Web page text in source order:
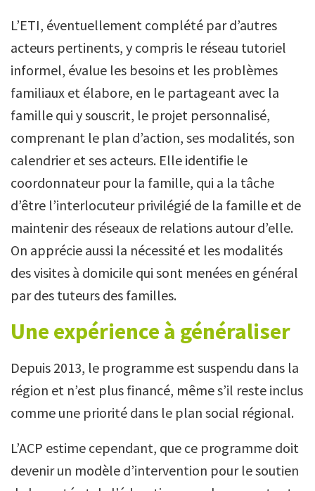
L’ETI, éventuellement complété par d’autres
acteurs pertinents, y compris le réseau tutoriel
informel, évalue les besoins et les problèmes
familiaux et élabore, en le partageant avec la
famille qui y souscrit, le projet personnalisé,
comprenant le plan d’action, ses modalités, son
calendrier et ses acteurs. Elle identifie le
coordonnateur pour la famille, qui a la tâche
d’être l’interlocuteur privilégié de la famille et de
maintenir des réseaux de relations autour d’elle.
On apprécie aussi la nécessité et les modalités
des visites à domicile qui sont menées en général
par des tuteurs des familles.
Une expérience à généraliser
Depuis 2013, le programme est suspendu dans la
région et n’est plus financé, même s’il reste inclus
comme une priorité dans le plan social régional.
L’ACP estime cependant, que ce programme doit
devenir un modèle d’intervention pour le soutien